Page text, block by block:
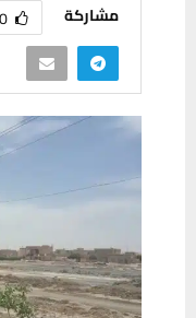
مشاركة 0